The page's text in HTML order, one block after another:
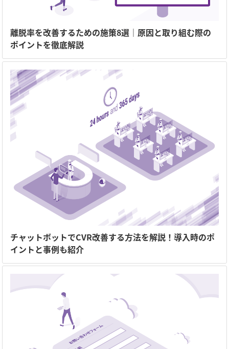
離脱率を改善するための施策8選｜原因と取り組む際の
ポイントを徹底解説
チャットボットでCVR改善する方法を解説！導入時のポ
イントと事例も紹介